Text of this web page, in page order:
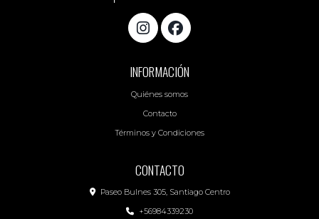
INFORMACIÓN
Quiénes somos
Contacto
Términos y Condiciones
CONTACTO
Paseo Bulnes 305, Santiago Centro
+56984339230